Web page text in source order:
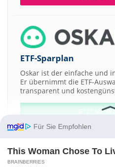
ETF-Sparplan
Oskar ist der einfache und
Er übernimmt die ETF-
transparent und
JETZT MEHR
Für Sie Empfohlen
This Woman Chose To
BRAINBERRIES